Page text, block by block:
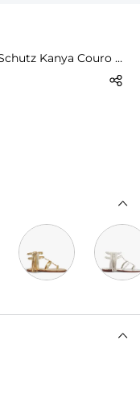
Sandália Rasteira Gladiadora Laranja Schutz Kanya Couro Tachas